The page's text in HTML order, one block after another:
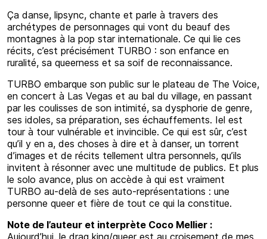
Ça danse, lipsync, chante et parle à travers des
archétypes de personnages qui vont du beauf des
montagnes à la pop star internationale. Ce qui lie ces
récits, c’est précisément TURBO : son enfance en
ruralité, sa queerness et sa soif de reconnaissance.
TURBO embarque son public sur le plateau de The Voice,
en concert à Las Vegas et au bal du village, en passant
par les coulisses de son intimité, sa dysphorie de genre,
ses idoles, sa préparation, ses échauffements. Iel est
tour à tour vulnérable et invincible. Ce qui est sûr, c’est
qu’il y en a, des choses à dire et à danser, un torrent
d’images et de récits tellement ultra personnels, qu’ils
invitent à résonner avec une multitude de publics. Et plus
le solo avance, plus on accède à qui est vraiment
TURBO au-delà de ses auto-représentations : une
personne queer et fière de tout ce qui la constitue.
Note de l’auteur et interprète Coco Mellier :
Aujourd’hui, le drag king/queer est au croisement de mes